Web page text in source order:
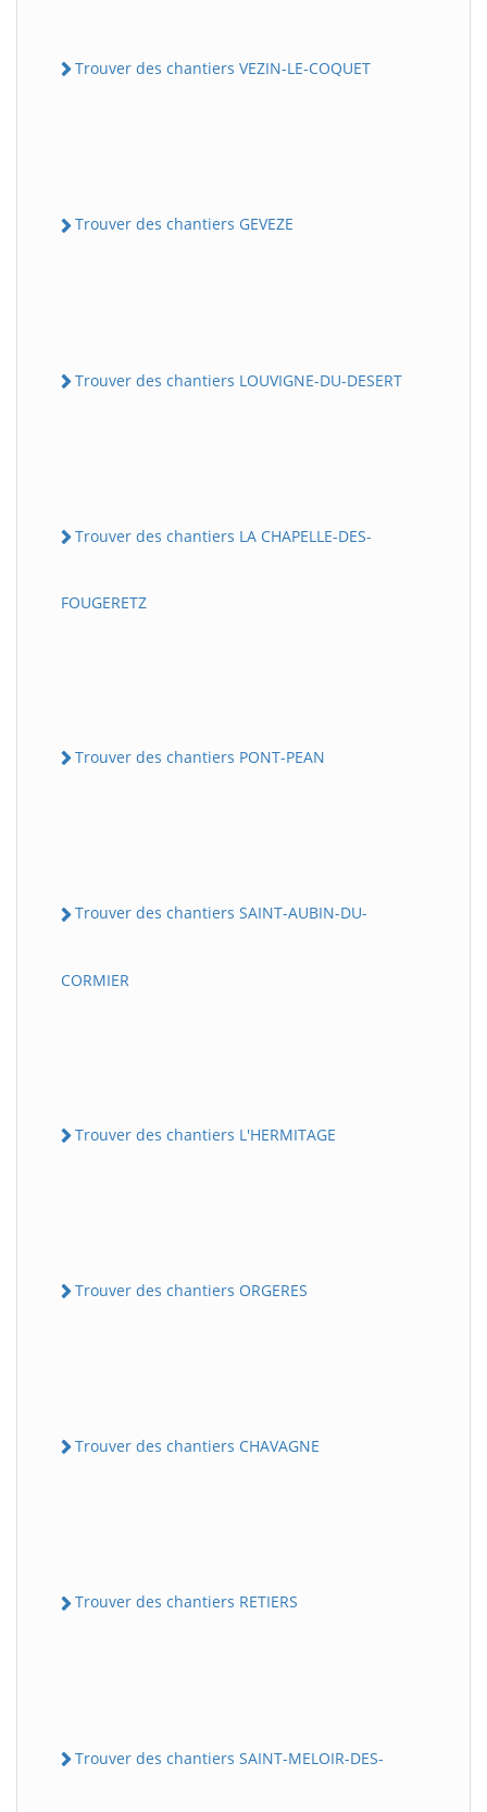
Trouver des chantiers VEZIN-LE-COQUET
Trouver des chantiers GEVEZE
Trouver des chantiers LOUVIGNE-DU-DESERT
Trouver des chantiers LA CHAPELLE-DES-
FOUGERETZ
Trouver des chantiers PONT-PEAN
Trouver des chantiers SAINT-AUBIN-DU-
CORMIER
Trouver des chantiers L'HERMITAGE
Trouver des chantiers ORGERES
Trouver des chantiers CHAVAGNE
Trouver des chantiers RETIERS
Trouver des chantiers SAINT-MELOIR-DES-